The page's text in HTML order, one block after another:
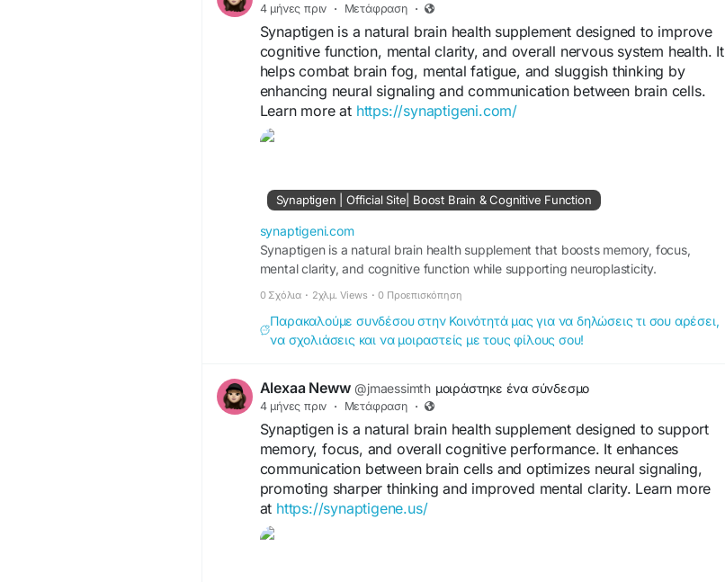
4 μήνες πριν · Μετάφραση ·
Synaptigen is a natural brain health supplement designed to improve
cognitive function, mental clarity, and overall nervous system health. It
helps combat brain fog, mental fatigue, and sluggish thinking by
enhancing neural signaling and communication between brain cells.
Learn more at https://synaptigeni.com/
Synaptigen | Official Site| Boost Brain & Cognitive Function
synaptigeni.com
Synaptigen is a natural brain health supplement that boosts memory, focus,
mental clarity, and cognitive function while supporting neuroplasticity.
0 Σχόλια · 2χλμ. Views · 0 Προεπισκόπηση
Παρακαλούμε συνδέσου στην Κοινότητά μας για να δηλώσεις τι σου αρέσει,
να σχολιάσεις και να μοιραστείς με τους φίλους σου!
Alexaa Neww @jmaessimth μοιράστηκε ένα σύνδεσμο
4 μήνες πριν · Μετάφραση ·
Synaptigen is a natural brain health supplement designed to support
memory, focus, and overall cognitive performance. It enhances
communication between brain cells and optimizes neural signaling,
promoting sharper thinking and improved mental clarity. Learn more
at https://synaptigene.us/